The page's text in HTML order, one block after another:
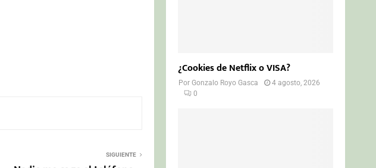
SIGUIENTE
¿Cookies de Netflix o VISA?
PorGonzalo Royo Gasca
4 agosto, 2026
0